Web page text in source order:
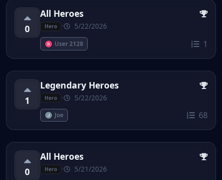
0
All Heroes
Hero 5/22/2026
User 2128 1
1
Legendary Heroes
Hero 5/22/2026
Joe 68
0
All Heroes
Hero 5/21/2026